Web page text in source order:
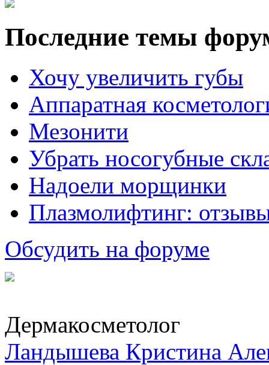
Последние темы
Хочу увеличить губы
Аппаратная
Мезонити
Убрать носогубные
Надоели морщинки
Плазмолифтинг:
Обсудить на форуме
Дермакосметолог
Ландышева Кристина